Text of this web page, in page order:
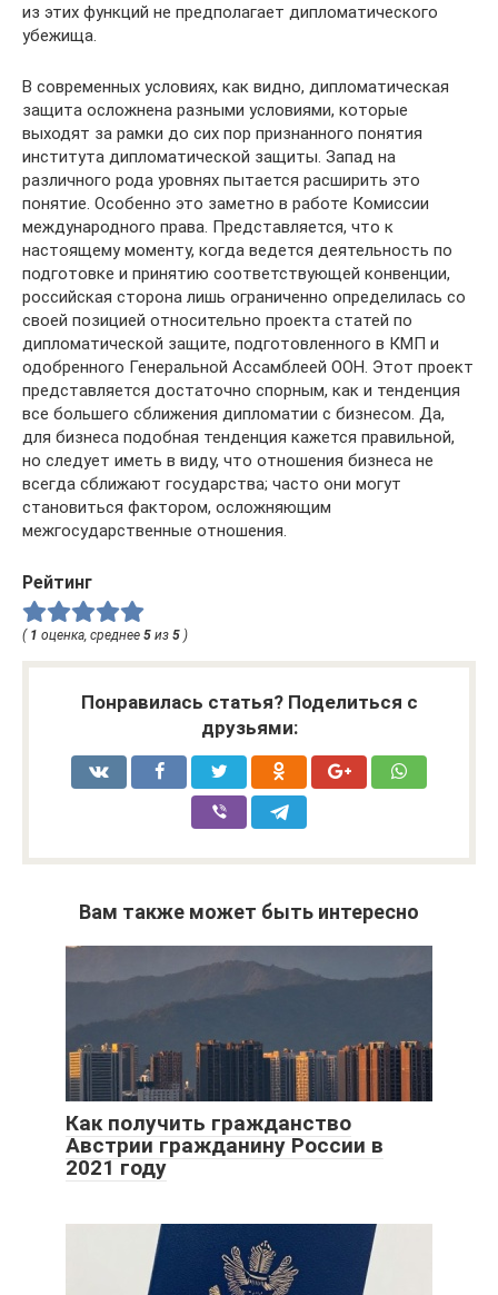
из этих функций не предполагает дипломатического
убежища.
В современных условиях, как видно, дипломатическая
защита осложнена разными условиями, которые
выходят за рамки до сих пор признанного понятия
института дипломатической защиты. Запад на
различного рода уровнях пытается расширить это
понятие. Особенно это заметно в работе Комиссии
международного права. Представляется, что к
настоящему моменту, когда ведется деятельность по
подготовке и принятию соответствующей конвенции,
российская сторона лишь ограниченно определилась со
своей позицией относительно проекта статей по
дипломатической защите, подготовленного в КМП и
одобренного Генеральной Ассамблеей ООН. Этот проект
представляется достаточно спорным, как и тенденция
все большего сближения дипломатии с бизнесом. Да,
для бизнеса подобная тенденция кажется правильной,
но следует иметь в виду, что отношения бизнеса не
всегда сближают государства; часто они могут
становиться фактором, осложняющим
межгосударственные отношения.
Рейтинг
( 1 оценка, среднее 5 из 5 )
Понравилась статья? Поделиться с
друзьями:
Вам также может быть интересно
Как получить гражданство
Австрии гражданину России в
2021 году